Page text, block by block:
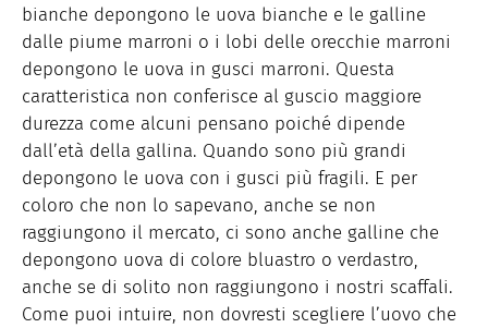
bianche depongono le uova bianche e le galline
dalle piume marroni o i lobi delle orecchie marroni
depongono le uova in gusci marroni. Questa
caratteristica non conferisce al guscio maggiore
durezza come alcuni pensano poiché dipende
dall’età della gallina. Quando sono più grandi
depongono le uova con i gusci più fragili. E per
coloro che non lo sapevano, anche se non
raggiungono il mercato, ci sono anche galline che
depongono uova di colore bluastro o verdastro,
anche se di solito non raggiungono i nostri scaffali.
Come puoi intuire, non dovresti scegliere l’uovo che